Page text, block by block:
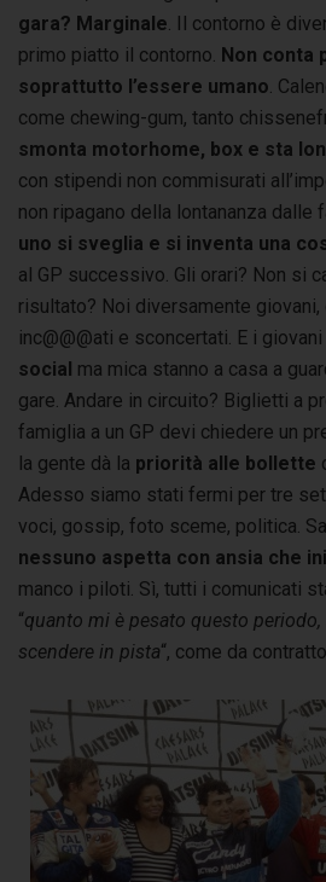
gara? Marginale . Il contorno è
primo piatto il contorno. Non conta
soprattutto l’essere umano .
come chewing-gum, tanto
smonta motorhome, box e sta
con stipendi non commisurati
non ripagano della lontananza dalle
uno si sveglia e si inventa una
al GP successivo. Gli orari? Non si
risultato? Noi diversamente
inc@@@ati e sconcertati. E i
social ma mica stanno a casa a
gare. Andare in circuito? Biglietti a
famiglia a un GP devi chiedere un
la gente dà la priorità alle bollette
Adesso siamo stati fermi per tre
voci, gossip, foto sceme, politica.
nessuno aspetta con ansia che
manco i piloti. Sì, tutti i comunicati
“quanto mi è pesato questo periodo,
scendere in pista“, come da contratto.